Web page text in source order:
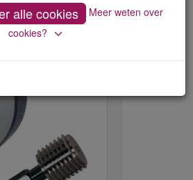
alle cookies
Meer weten over
cookies?
Andere toleranties zijn mogelijk op